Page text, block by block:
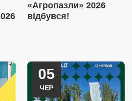
«Агропазли» 2026
відбувся!
05
ЧЕР